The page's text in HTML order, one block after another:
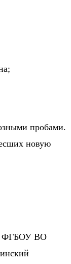
пробами.
новую
ФГБОУ ВО